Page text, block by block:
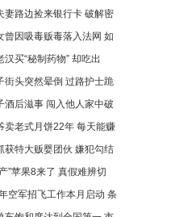
妻路边捡来银行卡 破解密
曾因吸毒贩毒落入法网 如
汉买“秘制药物” 却吃出
街头突然晕倒 过路护士跪
酒后滋事 闯入他人家中破
卖老式月饼22年 每天能赚
获特大贩婴团伙 嫌犯勾结
”苹果8来了 真假难辨切
空军招飞工作本月启动 条